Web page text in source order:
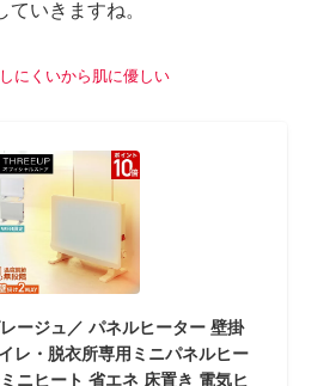
いきますね。
にくいから肌に優しい
ージュ／ パネルヒーター 壁掛
レ・脱衣所専用ミニパネルヒー
ニヒート 省エネ 床置き 電気ヒ